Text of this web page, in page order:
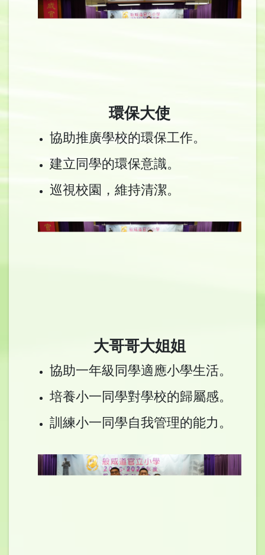
環保大使
協助推廣學校的環保工作。
建立同學的環保意識。
巡視校園，維持清潔。
大哥哥大姐姐
協助一年級同學適應小學生活。
培養小一同學對學校的歸屬感。
訓練小一同學自我管理的能力。